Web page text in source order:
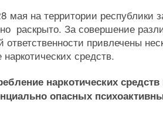
на территории республики
раскрыто. За совершение
привлечены
средств.
наркотических
опасных